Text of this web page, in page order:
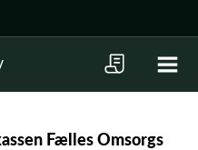
Fælles Omsorgs